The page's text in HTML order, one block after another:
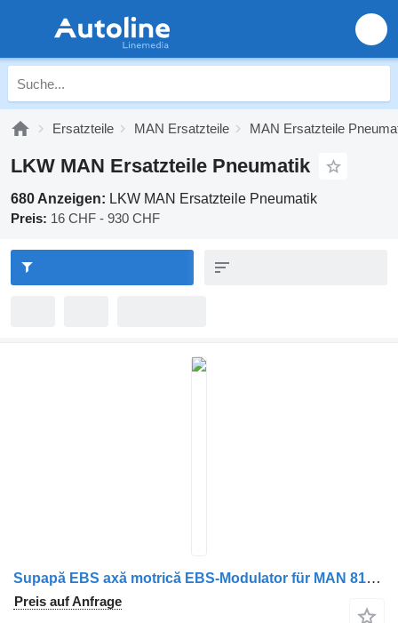
Ersatzteile MAN Ersatzteile MAN Ersatzteile
LKW MAN Ersatzteile Pneumatik
680 Anzeigen: LKW MAN Ersatzteile Pneumatik
Preis: 16 CHF - 930 CHF
Supapă EBS axă motrică EBS-Modulator für MAN 81521066059/81521066066/81521066040/81521066072/81521069066 LKW
Preis auf Anfrage